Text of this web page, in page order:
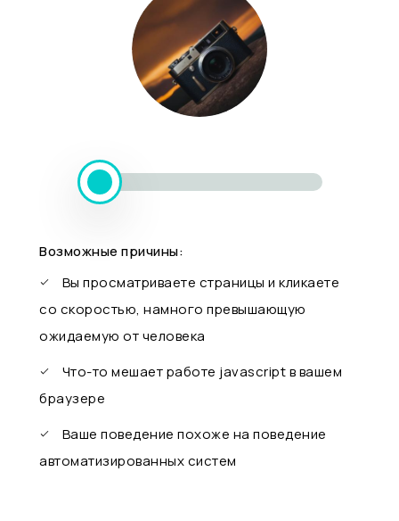
Возможные причины:
Вы просматриваете страницы и кликаете
со скоростью, намного превышающую
ожидаемую от человека
Что-то мешает работе javascript в вашем
браузере
Ваше поведение похоже на поведение
автоматизированных систем